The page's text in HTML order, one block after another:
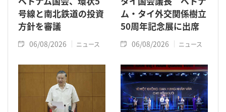
号線と南北鉄道の投資
方針を審議
06/08/2026 ニュース
ム・タイ外交関係樹立
50周年記念展に出席
06/08/2026 ニュース